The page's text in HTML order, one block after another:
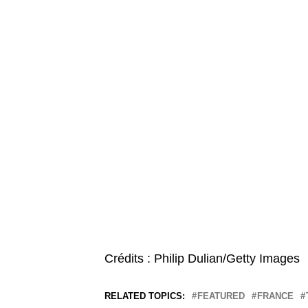
Crédits : Philip Dulian/Getty Images
RELATED TOPICS: FEATURED FRANCE